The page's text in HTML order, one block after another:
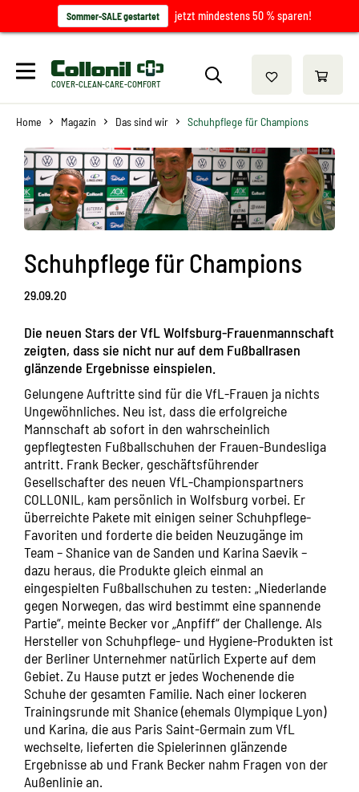
Sommer-SALE gestartet jetzt mindestens 50 % sparen!
COVER-CLEAN-CARE-COMFORT
Home Magazin Das sind wir Schuhpflege für Champions
Schuhpflege für Champions
29.09.20
Die neuen Stars der VfL Wolfsburg-Frauenmannschaft
zeigten, dass sie nicht nur auf dem Fußballrasen
glänzende Ergebnisse einspielen.
Gelungene Auftritte sind für die VfL-Frauen ja nichts
Ungewöhnliches. Neu ist, dass die erfolgreiche
Mannschaft ab sofort in den wahrscheinlich
gepflegtesten Fußballschuhen der Frauen-Bundesliga
antritt. Frank Becker, geschäftsführender
Gesellschafter des neuen VfL-Championspartners
COLLONIL, kam persönlich in Wolfsburg vorbei. Er
überreichte Pakete mit einigen seiner Schuhpflege-
Favoriten und forderte die beiden Neuzugänge im
Team – Shanice van de Sanden und Karina Saevik –
dazu heraus, die Produkte gleich einmal an
eingespielten Fußballschuhen zu testen: „Niederlande
gegen Norwegen, das wird bestimmt eine spannende
Partie“, meinte Becker vor „Anpfiff“ der Challenge. Als
Hersteller von Schuhpflege- und Hygiene-Produkten ist
der Berliner Unternehmer natürlich Experte auf dem
Gebiet. Zu Hause putzt er jedes Wochenende die
Schuhe der gesamten Familie. Nach einer lockeren
Trainingsrunde mit Shanice (ehemals Olympique Lyon)
und Karina, die aus Paris Saint-Germain zum VfL
wechselte, lieferten die Spielerinnen glänzende
Ergebnisse ab und Frank Becker nahm Fragen von der
Außenlinie an.